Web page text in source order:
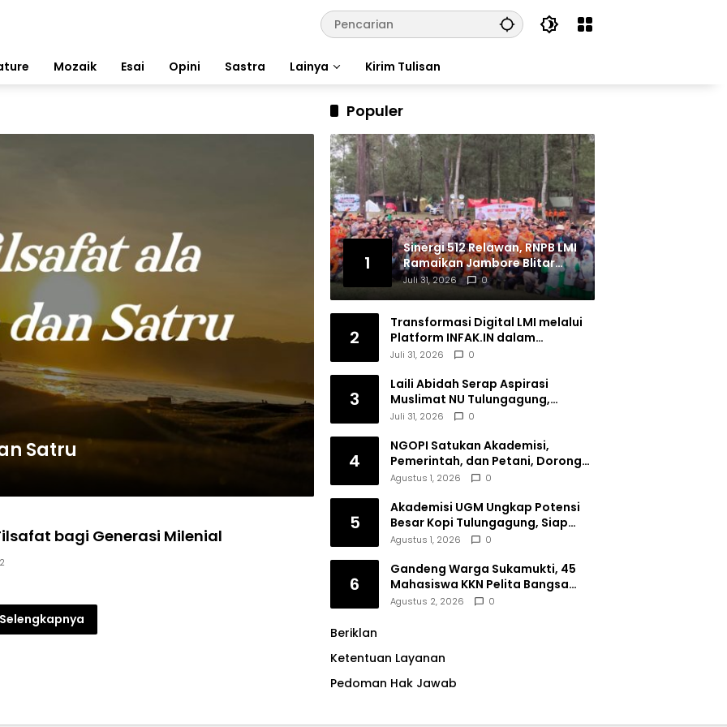
Mozaik Esai Opini Sastra Lainya Kirim Tulisan
Satru
bagi Generasi Milenial
Selengkapnya
Populer
1
Sinergi 512 Relawan, RNPB LMI
Ramaikan Jambore Blitar
Raya 2026
Juli 31, 2026 0
2
Transformasi Digital LMI melalui
Platform INFAK.IN dalam
Meningkatkan Penghimpunan
Juli 31, 2026 0
3
Laili Abidah Serap Aspirasi
Muslimat NU Tulungagung,
Dorong Penguatan Peran
Juli 31, 2026 0
4
NGOPI Satukan Akademisi,
Pemerintah, dan Petani, Dorong
Konservasi Hutan serta Daya
Agustus 1, 2026 0
5
Akademisi UGM Ungkap Potensi
Besar Kopi Tulungagung, Siap
Bersaing di Pasar Nasional hingga
Agustus 1, 2026 0
6
Gandeng Warga Sukamukti, 45
Mahasiswa KKN Pelita Bangsa
Bersihkan Drainase Desa
Agustus 2, 2026 0
Beriklan
Ketentuan Layanan
Pedoman Hak Jawab